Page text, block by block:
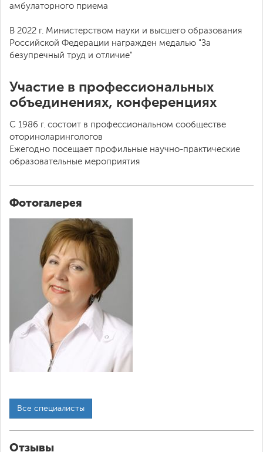
амбулаторного приема
В 2022 г. Министерством науки и высшего образования
Российской Федерации награжден медалью "За
безупречный труд и отличие"
Участие в профессиональных
объединениях, конференциях
С 1986 г. состоит в профессиональном сообществе
оториноларингологов
Ежегодно посещает профильные научно-практические
образовательные мероприятия
Фотогалерея
Все специалисты
Отзывы